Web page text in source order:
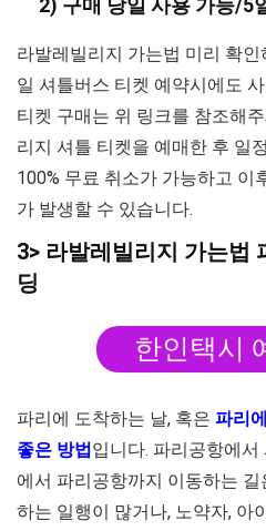
라발레빌리지 가는법 미리 확
일 셔틀버스 티켓 예약시에도
티켓 구매는 위 링크를 참조해
리지 셔틀 티켓을 예매한 후 일
100% 무료 취소가 가능하고 이
가 발생할 수 있습니다.
3> 라발레빌리지 가는법
딩
한인택시
파리에 도착하는 날, 혹은 파리
좋은 방법입니다. 파리공항에
에서 파리공항까지 이동하는
하는 일행이 많거나, 노약자, 아